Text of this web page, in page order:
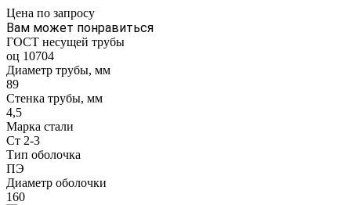
Цена по запросу
Вам может понравиться
ГОСТ несущей трубы
оц 10704
Диаметр трубы, мм
89
Стенка трубы, мм
4,5
Марка стали
Ст 2-3
Тип оболочка
ПЭ
Диаметр оболочки
160